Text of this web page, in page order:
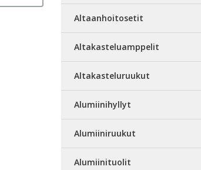
Altaanhoitosetit
Altakasteluamppelit
Altakasteluruukut
Alumiinihyllyt
Alumiiniruukut
Alumiinituolit